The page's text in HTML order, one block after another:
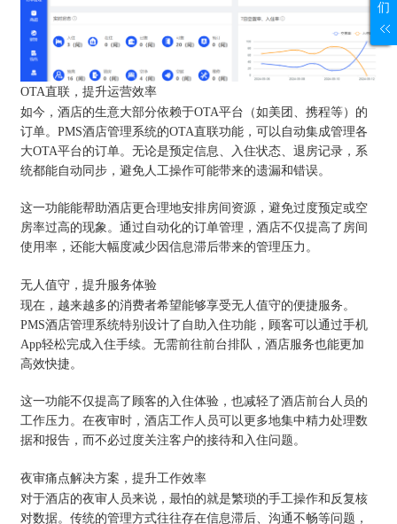
OTA直联，提升运营效率
如今，酒店的生意大部分依赖于OTA平台（如美团、携程等）的
订单。PMS酒店管理系统的OTA直联功能，可以自动集成管理各
大OTA平台的订单。无论是预定信息、入住状态、退房记录，系
统都能自动同步，避免人工操作可能带来的遗漏和错误。
这一功能能帮助酒店更合理地安排房间资源，避免过度预定或空
房率过高的现象。通过自动化的订单管理，酒店不仅提高了房间
使用率，还能大幅度减少因信息滞后带来的管理压力。
无人值守，提升服务体验
现在，越来越多的消费者希望能够享受无人值守的便捷服务。
PMS酒店管理系统特别设计了自助入住功能，顾客可以通过手机
App轻松完成入住手续。无需前往前台排队，酒店服务也能更加
高效快捷。
这一功能不仅提高了顾客的入住体验，也减轻了酒店前台人员的
工作压力。在夜审时，酒店工作人员可以更多地集中精力处理数
据和报告，而不必过度关注客户的接待和入住问题。
夜审痛点解决方案，提升工作效率
对于酒店的夜审人员来说，最怕的就是繁琐的手工操作和反复核
对数据。传统的管理方式往往存在信息滞后、沟通不畅等问题，
们